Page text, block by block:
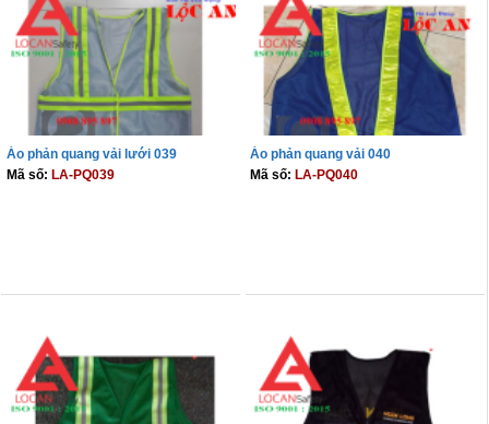
Áo phản quang vải lưới 039
Mã số: LA-PQ039
Áo phản quang vải 040
Mã số: LA-PQ040